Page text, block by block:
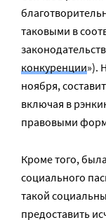
таковыми в
конкуренции»).
ноября,
включая в
правовыми
Кроме того,
социального
такой
предоставить